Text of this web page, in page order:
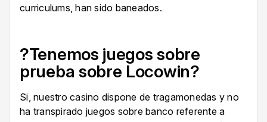
curriculums, han sido baneados.
?Tenemos juegos sobre
prueba sobre Locowin?
Si, nuestro casino dispone de tragamonedas y no
ha transpirado juegos sobre banco referente a